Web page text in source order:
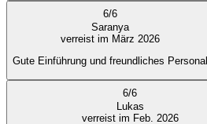
6/6
Saranya
verreist im März 2026
Gute Einführung und freundliches Personal
6/6
Lukas
verreist im Feb. 2026